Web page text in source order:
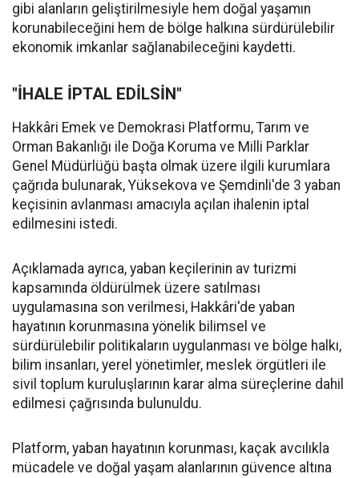
gibi alanların geliştirilmesiyle hem doğal yaşamın
korunabileceğini hem de bölge halkına sürdürülebilir
ekonomik imkanlar sağlanabileceğini kaydetti.
"İHALE İPTAL EDİLSİN"
Hakkâri Emek ve Demokrasi Platformu, Tarım ve
Orman Bakanlığı ile Doğa Koruma ve Milli Parklar
Genel Müdürlüğü başta olmak üzere ilgili kurumlara
çağrıda bulunarak, Yüksekova ve Şemdinli'de 3 yaban
keçisinin avlanması amacıyla açılan ihalenin iptal
edilmesini istedi.
Açıklamada ayrıca, yaban keçilerinin av turizmi
kapsamında öldürülmek üzere satılması
uygulamasına son verilmesi, Hakkâri'de yaban
hayatının korunmasına yönelik bilimsel ve
sürdürülebilir politikaların uygulanması ve bölge halkı,
bilim insanları, yerel yönetimler, meslek örgütleri ile
sivil toplum kuruluşlarının karar alma süreçlerine dahil
edilmesi çağrısında bulunuldu.
Platform, yaban hayatının korunması, kaçak avcılıkla
mücadele ve doğal yaşam alanlarının güvence altına